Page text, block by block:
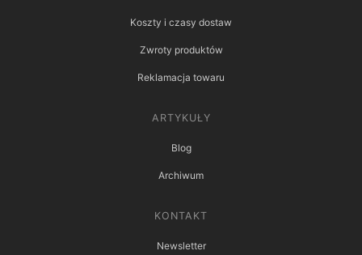
Koszty i czasy dostaw
Zwroty produktów
Reklamacja towaru
ARTYKUŁY
Blog
Archiwum
KONTAKT
Newsletter